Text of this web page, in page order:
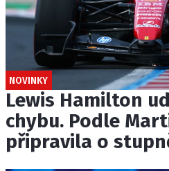
NOVINKY
Lewis Hamilton
chybu. Podle
připravila o